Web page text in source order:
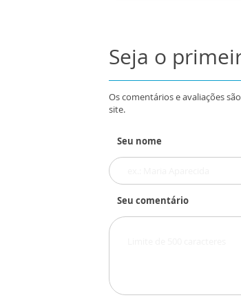
Seja o
Os comentários e avaliações
site.
Seu nome
Seu comentário